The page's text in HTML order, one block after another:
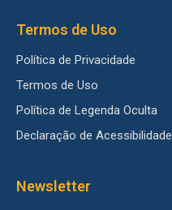
Termos de Uso
Política de Privacidade
Termos de Uso
Política de Legenda Oculta
Declaração de Acessibilidade
Newsletter